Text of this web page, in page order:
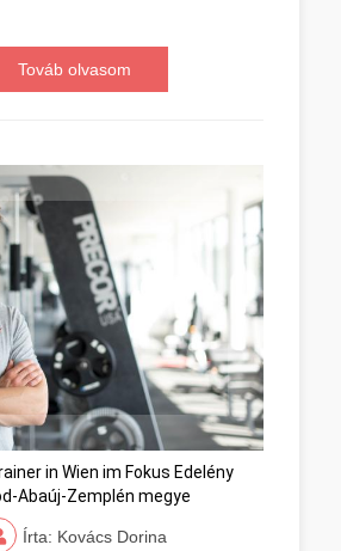
Továb olvasom
in Wien im Fokus Edelény
Abaúj-Zemplén megye
Írta: Kovács Dorina